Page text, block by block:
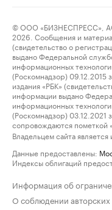
© ООО «БИЗНЕСПРЕСС»,
2026. Сообщения и
(свидетельство о
выдано Федеральной
информационных
(Роскомнадзор)
издания «РБК»
информации выдано
информационных
(Роскомнадзор)
сопровождаются пометкой
Владельцем сайта
Данные предоставлены:
Индексы облигаций
Информация об
О соблюдении авторских